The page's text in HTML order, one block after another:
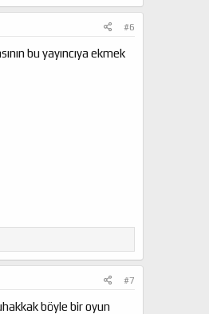
#6
bu yayıncıya ekmek
#7
böyle bir oyun